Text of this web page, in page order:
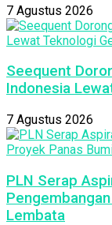
7 Agustus 2026
Seequent
Indonesia
7 Agustus 2026
PLN Serap
Lembata